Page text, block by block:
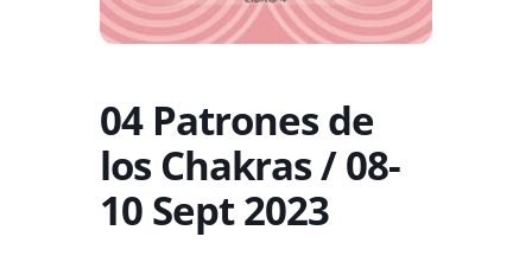
04 Patrones de
los Chakras / 08-
10 Sept 2023